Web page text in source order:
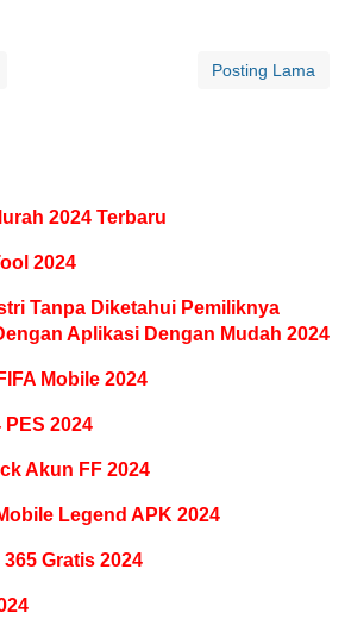
Posting Lama
2024 Terbaru
2024
Tanpa Diketahui Pemiliknya
Aplikasi Dengan Mudah 2024
Mobile 2024
PES 2024
Akun FF 2024
Legend APK 2024
Gratis 2024